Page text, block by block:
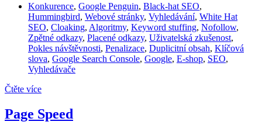
Konkurence, Google Penguin, Black-hat SEO,
Hummingbird, Webové stránky, Vyhledávání, White Hat
SEO, Cloaking, Algoritmy, Keyword stuffing, Nofollow,
Zpětné odkazy, Placené odkazy, Uživatelská zkušenost,
Pokles návštěvnosti, Penalizace, Duplicitní obsah, Klíčová
slova, Google Search Console, Google, E-shop, SEO,
Vyhledávače
Čtěte více
Page Speed